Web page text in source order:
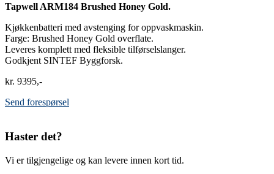
Tapwell ARM184 Brushed Honey Gold.
Kjøkkenbatteri med avstenging for oppvaskmaskin.
Farge: Brushed Honey Gold overflate.
Leveres komplett med fleksible tilførselslanger.
Godkjent SINTEF Byggforsk.
kr 9395
Send forespørsel
Haster det?
Vi er tilgjengelige og kan levere innen kort tid.